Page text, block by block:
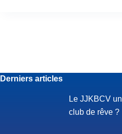
Derniers articles
Le JJKBCV un
club de rêve ?